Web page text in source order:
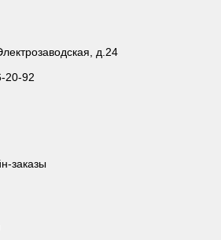
д.24
20-92
заказы